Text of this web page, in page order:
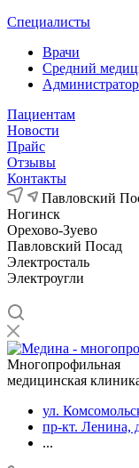
Специалисты
Врачи
Средний
Пациентам
Новости
Прайс
Отзывы
Контакты
Павловский
Ногинск
Орехово-Зуево
Павловский Посад
Электросталь
Электроугли
Многопрофильная
медицинская
ул.
пр-кт. Ленина,
...